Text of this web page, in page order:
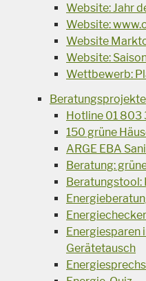
Website: Jahr
Website:
Website
Website:
Wettbewerb:
Beratungsprojekte
Hotline 01 803
150 grüne
ARGE EBA
Beratung:
Beratungstool:
Energiechecker
Energiesparen
Gerätetausch